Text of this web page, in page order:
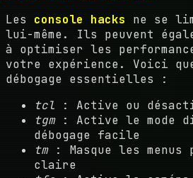
Les console hacks ne se
lui-même. Ils peuvent
à optimiser les
votre expérience. Voici
débogage essentielles :
tcl : Active ou
tgm: Active le mode
débogage facile
tm: Masque les menus
claire